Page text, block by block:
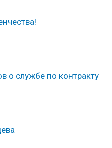
о службе по контракту